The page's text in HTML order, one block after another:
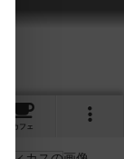
カフェ